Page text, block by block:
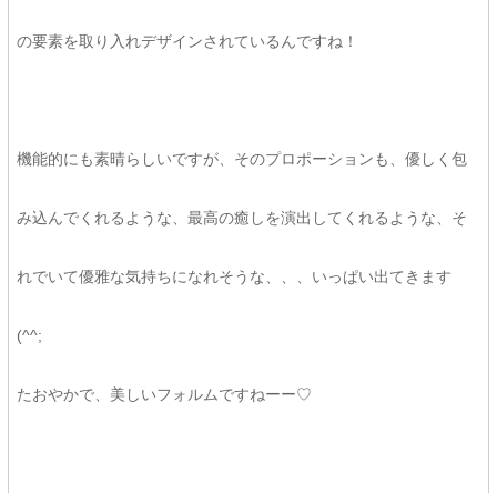
の要素を取り入れデザインされているんですね！
機能的にも素晴らしいですが、そのプロポーションも、優しく包
み込んでくれるような、最高の癒しを演出してくれるような、そ
れでいて優雅な気持ちになれそうな、、、いっぱい出てきます
(^^;
たおやかで、美しいフォルムですねーー♡